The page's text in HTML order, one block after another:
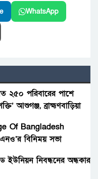
WhatsApp
২৫০ পরিবারের পাশে
আশুগঞ্জ, ব্রাহ্মণবাড়িয়া
Of Bangladesh
বিনিময় সভা
ইউনিয়ন নিবন্ধনের অন্ধকার